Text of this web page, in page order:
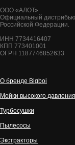
ООО «АЛОТ»
Официальный
Российской Федерации.
ИНН 7734416407
КПП 773401001
ОГРН 1187746852633
О бренде Bigboi
Мойки высокого
Турбосушки
Пылесосы
Экстракторы